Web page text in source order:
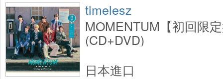
timelesz
MOMENTUM【初回限
(CD+DVD)
日本進口